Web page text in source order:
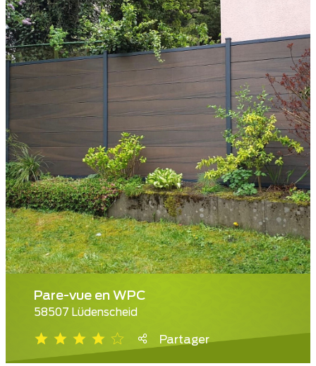
Pare-vue en WPC
58507 Lüdenscheid
Partager